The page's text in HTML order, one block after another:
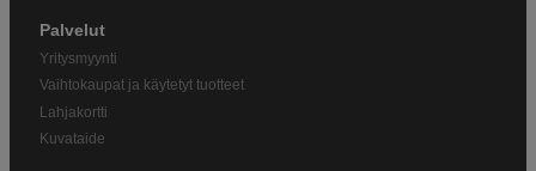
Palvelut
Yritysmyynti
Vaihtokaupat ja käytetyt tuotteet
Lahjakortti
Kuvataide